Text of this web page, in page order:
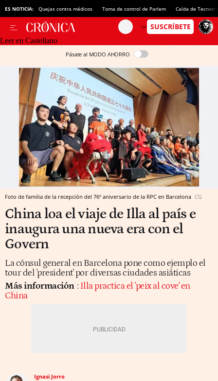
ES NOTICIA: Quejas contra médicos Toma de control de Parlem Caída de
Leer en Castellano
Pásate al MODO AHORRO
Foto de familia de la recepción del 76º aniversario de la RPC en Barcelona CG
China loa el viaje de Illa al país e
inaugura una nueva era con el
Govern
La cónsul general en Barcelona pone como ejemplo el
tour del 'president' por diversas ciudades asiáticas
Más información : Illa practica el 'peix al cove' en
China
Ignasi Jorro